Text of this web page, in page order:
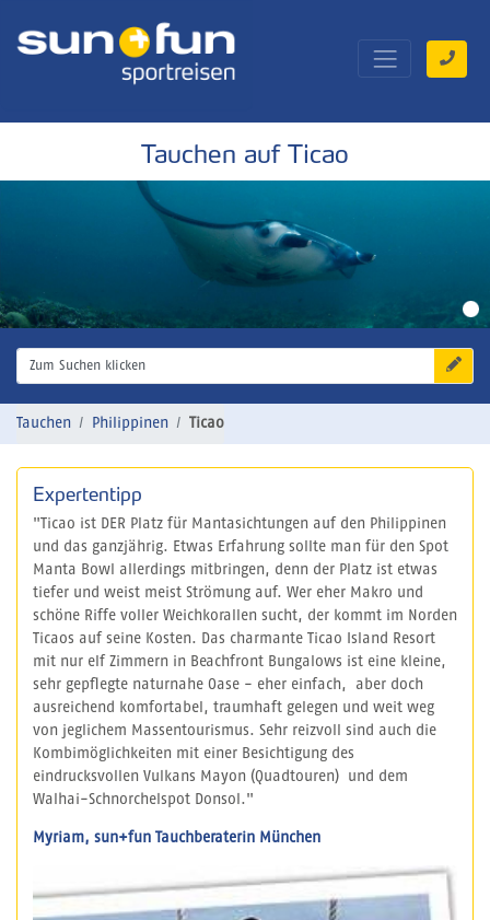
Tauchen auf Ticao
Zum Suchen klicken
Tauchen Philippinen Ticao
Expertentipp
"Ticao ist DER Platz für Mantasichtungen auf den Philippinen
und das ganzjährig. Etwas Erfahrung sollte man für den Spot
Manta Bowl allerdings mitbringen, denn der Platz ist etwas
tiefer und weist meist Strömung auf. Wer eher Makro und
schöne Riffe voller Weichkorallen sucht, der kommt im Norden
Ticaos auf seine Kosten. Das charmante Ticao Island Resort
mit nur elf Zimmern in Beachfront Bungalows ist eine kleine,
sehr gepflegte naturnahe Oase - eher einfach, aber doch
ausreichend komfortabel, traumhaft gelegen und weit weg
von jeglichem Massentourismus. Sehr reizvoll sind auch die
Kombimöglichkeiten mit einer Besichtigung des
eindrucksvollen Vulkans Mayon (Quadtouren) und dem
Walhai-Schnorchelspot Donsol."
Myriam, sun+fun Tauchberaterin München